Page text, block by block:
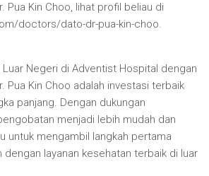
Pua Kin Choo, lihat profil beliau di
doctors/dato-dr-pua-kin-choo.
Negeri di Adventist Hospital dengan
Pua Kin Choo adalah investasi terbaik
panjang. Dengan dukungan
menjadi lebih mudah dan
untuk mengambil langkah pertama
dengan layanan kesehatan terbaik di luar